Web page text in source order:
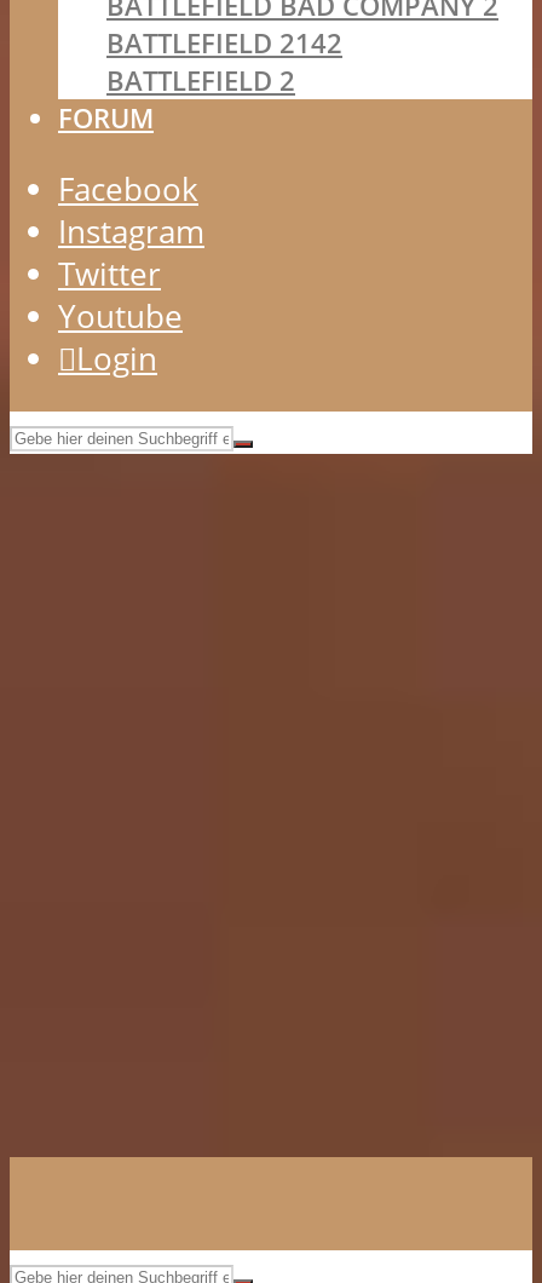
BATTLEFIELD 2142
BATTLEFIELD 2
FORUM
Facebook
Instagram
Twitter
Youtube
Login